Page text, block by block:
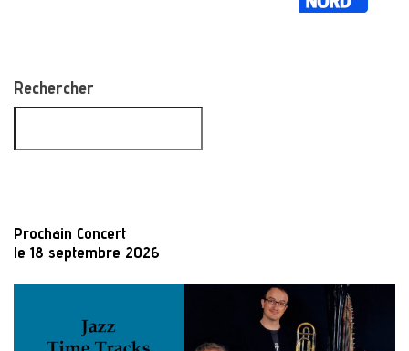
Rechercher
Prochain Concert
le 18 septembre 2026